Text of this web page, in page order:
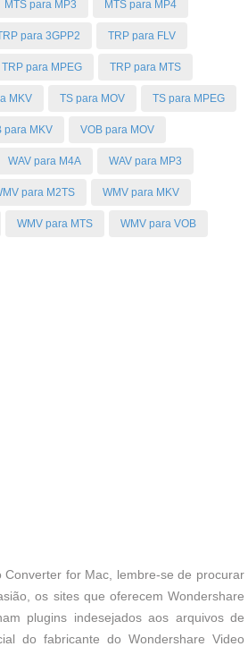
MTS para MP3 MTS para MP4
para 3GPP2 TRP para FLV
TRP para MPEG TRP para MTS
MKV TS para MOV TS para MPEG
para MKV VOB para MOV
WAV para M4A WAV para MP3
para M2TS WMV para MKV
WMV para MTS WMV para VOB
for Mac, lembre-se de procurar
os sites que oferecem Wondershare
plugins indesejados aos arquivos de
do fabricante do Wondershare Video